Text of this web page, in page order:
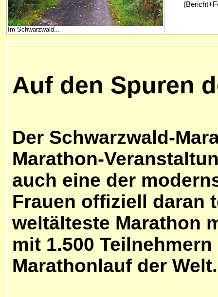
Im Schwarzwald...
Auf den Spuren
Der Schwarzwald-
Marathon-
auch eine der
Frauen offiziell daran
weltälteste Marathon
mit 1.500
Marathonlauf der Welt.